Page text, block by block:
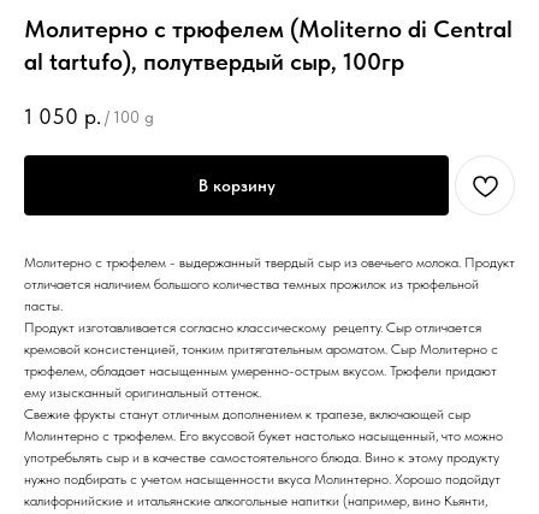
Молитерно с трюфелем (Moliterno di Central
al tartufo), полутвердый сыр, 100гр
1 050 р. / 100 g
В корзину
Молитерно с трюфелем - выдержанный твердый сыр из овечьего молока. Продукт
отличается наличием большого количества темных прожилок из трюфельной
пасты.
Продукт изготавливается согласно классическому рецепту. Сыр отличается
кремовой консистенцией, тонким притягательным ароматом. Сыр Молитерно с
трюфелем, обладает насыщенным умеренно-острым вкусом. Трюфели придают
ему изысканный оригинальный оттенок.
Свежие фрукты станут отличным дополнением к трапезе, включающей сыр
Молинтерно с трюфелем. Его вкусовой букет настолько насыщенный, что можно
употребьлять сыр и в качестве самостоятельного блюда. Вино к этому продукту
нужно подбирать с учетом насыщенности вкуса Молинтерно. Хорошо подойдут
калифорнийские и итальянские алкогольные напитки (например, вино Кьянти,